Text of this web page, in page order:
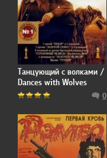
Танцующий с волками /
Dances with Wolves
0